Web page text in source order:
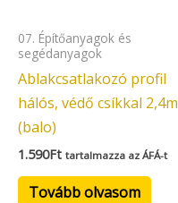
07. Építőanyagok és
segédanyagok
Ablakcsatlakozó profil
hálós, védő csíkkal 2,4m
(balo)
1.590Ft tartalmazza az ÁFÁ-t
Tovább olvasom